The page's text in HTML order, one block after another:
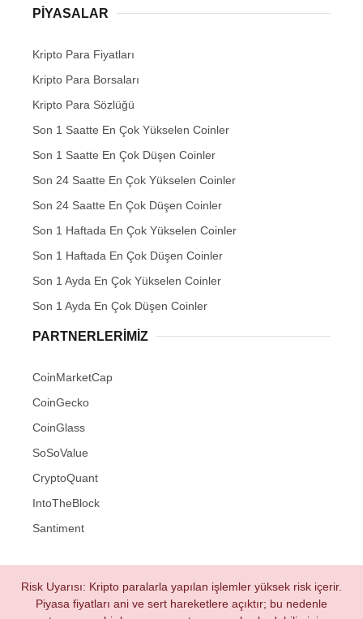
PIYASALAR
Kripto Para Fiyatları
Kripto Para Borsaları
Kripto Para Sözlüğü
Son 1 Saatte En Çok Yükselen Coinler
Son 1 Saatte En Çok Düşen Coinler
Son 24 Saatte En Çok Yükselen Coinler
Son 24 Saatte En Çok Düşen Coinler
Son 1 Haftada En Çok Yükselen Coinler
Son 1 Haftada En Çok Düşen Coinler
Son 1 Ayda En Çok Yükselen Coinler
Son 1 Ayda En Çok Düşen Coinler
PARTNERLERIMIZ
CoinMarketCap
CoinGecko
CoinGlass
SoSoValue
CryptoQuant
IntoTheBlock
Santiment
Risk Uyarısı: Kripto paralarla yapılan işlemler yüksek risk içerir.
Piyasa fiyatları ani ve sert hareketlere açıktır; bu nedenle